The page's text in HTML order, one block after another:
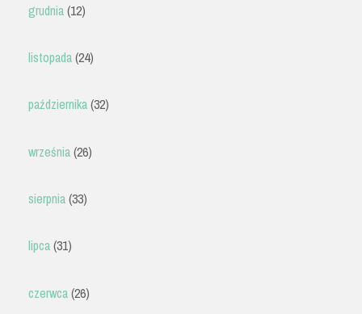
grudnia(12)
listopada(24)
października(32)
września(26)
sierpnia(33)
lipca(31)
czerwca(26)